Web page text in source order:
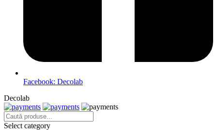
Facebook: Decolab
Decolab
Select category